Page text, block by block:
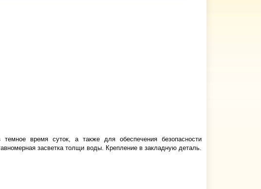
время суток, а также для обеспечения безопасности
засветка толщи воды. Крепление в закладную деталь.